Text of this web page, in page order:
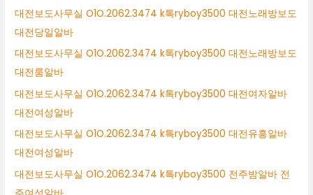
대전보도사무실 O1O.2062.3474 k톡ryboy3500 대전노래방보도
대전당일알바
대전보도사무실 O1O.2062.3474 k톡ryboy3500 대전노래방보도
대전룸알바
대전보도사무실 O1O.2062.3474 k톡ryboy3500 대전여자알바
대전여성알바
대전보도사무실 O1O.2062.3474 k톡ryboy3500 대전유흥알바
대전여성알바
대전보도사무실 O1O.2062.3474 k톡ryboy3500 전주밤알바 전